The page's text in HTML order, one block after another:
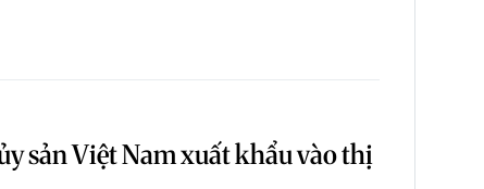
sản Việt Nam xuất khẩu vào thị